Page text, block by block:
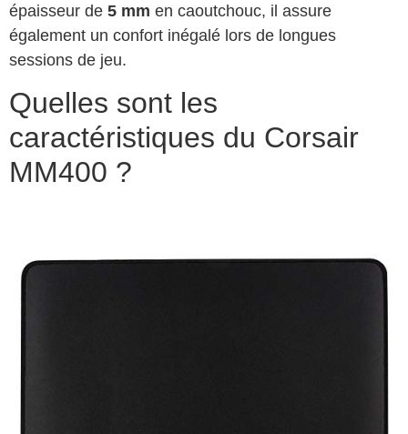
épaisseur de 5 mm en caoutchouc, il assure
également un confort inégalé lors de longues
sessions de jeu.
Quelles sont les
caractéristiques du Corsair
MM400 ?